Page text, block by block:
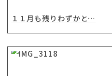
１１月も残りわずかと…